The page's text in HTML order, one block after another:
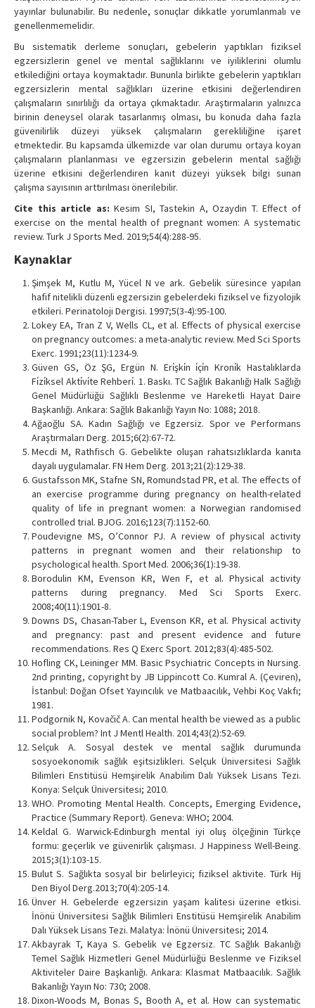
yayınlar bulunabilir. Bu nedenle, sonuçlar dikkatle yorumlanmalı ve
genellenmemelidir.
Bu sistematik derleme sonuçları, gebelerin yaptıkları fiziksel
egzersizlerin genel ve mental sağlıklarını ve iyiliklerini olumlu
etkilediğini ortaya koymaktadır. Bununla birlikte gebelerin yaptıkları
egzersizlerin mental sağlıkları üzerine etkisini değerlendiren
çalışmaların sınırlılığı da ortaya çıkmaktadır. Araştırmaların yalnızca
birinin deneysel olarak tasarlanmış olması, bu konuda daha fazla
güvenilirlik düzeyi yüksek çalışmaların gerekliliğine işaret
etmektedir. Bu kapsamda ülkemizde var olan durumu ortaya koyan
çalışmaların planlanması ve egzersizin gebelerin mental sağlığı
üzerine etkisini değerlendiren kanıt düzeyi yüksek bilgi sunan
çalışma sayısının arttırılması önerilebilir.
Cite this article as: Kesim SI, Tastekin A, Ozaydin T. Effect of
exercise on the mental health of pregnant women: A systematic
review. Turk J Sports Med. 2019;54(4):288-95.
Kaynaklar
Şimşek M, Kutlu M, Yücel N ve ark. Gebelik süresince yapılan
hafif nitelikli düzenli egzersizin gebelerdeki fiziksel ve fizyolojik
etkileri. Perinatoloji Dergisi. 1997;5(3-4):95-100.
Lokey EA, Tran Z V, Wells CL, et al. Effects of physical exercise
on pregnancy outcomes: a meta-analytic review. Med Sci Sports
Exerc. 1991;23(11):1234-9.
Güven GS, Öz ŞG, Ergün N. Eri̇şki̇n i̇çi̇n Kroni̇k Hastalıklarda
Fi̇zi̇ksel Akti̇vi̇te Rehberi̇. 1. Baskı. TC Sağlık Bakanlığı Halk Sağlığı
Genel Müdürlüğü Sağlıklı Beslenme ve Hareketli Hayat Daire
Başkanlığı. Ankara: Sağlık Bakanlığı Yayın No: 1088; 2018.
Ağaoğlu SA. Kadın Sağlığı ve Egzersiz. Spor ve Performans
Araştırmaları Derg. 2015;6(2):67-72.
Mecdi M, Rathfisch G. Gebelikte oluşan rahatsızlıklarda kanıta
dayalı uygulamalar. FN Hem Derg. 2013;21(2):129-38.
Gustafsson MK, Stafne SN, Romundstad PR, et al. The effects of
an exercise programme during pregnancy on health-related
quality of life in pregnant women: a Norwegian randomised
controlled trial. BJOG. 2016;123(7):1152-60.
Poudevigne MS, O’Connor PJ. A review of physical activity
patterns in pregnant women and their relationship to
psychological health. Sport Med. 2006;36(1):19-38.
Borodulin KM, Evenson KR, Wen F, et al. Physical activity
patterns during pregnancy. Med Sci Sports Exerc.
2008;40(11):1901-8.
Downs DS, Chasan-Taber L, Evenson KR, et al. Physical activity
and pregnancy: past and present evidence and future
recommendations. Res Q Exerc Sport. 2012;83(4):485-502.
Hofling CK, Leininger MM. Basic Psychiatric Concepts in Nursing.
2nd printing, copyright by JB Lippincott Co. Kumral A. (Çeviren),
İstanbul: Doğan Ofset Yayıncılık ve Matbaacılık, Vehbi Koç Vakfı;
1981.
Podgornik N, Kovačič A. Can mental health be viewed as a public
social problem? Int J Mentl Health. 2014;43(2):52-69.
Selçuk A. Sosyal destek ve mental sağlık durumunda
sosyoekonomik sağlık eşitsizlikleri. Selçuk Üniversitesi Sağlık
Bilimleri Enstitüsü Hemşirelik Anabilim Dalı Yüksek Lisans Tezi.
Konya: Selçuk Üniversitesi; 2010.
WHO. Promoting Mental Health. Concepts, Emerging Evidence,
Practice (Summary Report). Geneva: WHO; 2004.
Keldal G. Warwick-Edinburgh mental iyi oluş ölçeğinin Türkçe
formu: geçerlik ve güvenirlik çalışması. J Happiness Well-Being.
2015;3(1):103-15.
Bulut S. Sağlıkta sosyal bir belirleyici; fiziksel aktivite. Türk Hij
Den Biyol Derg.2013;70(4):205-14.
Ünver H. Gebelerde egzersizin yaşam kalitesi üzerine etkisi.
İnönü Üniversitesi Sağlık Bilimleri Enstitüsü Hemşirelik Anabilim
Dalı Yüksek Lisans Tezi. Malatya: İnönü Üniversitesi; 2014.
Akbayrak T, Kaya S. Gebelik ve Egzersiz. TC Sağlık Bakanlığı
Temel Sağlık Hizmetleri Genel Müdürlüğü Beslenme ve Fiziksel
Aktiviteler Daire Başkanlığı. Ankara: Klasmat Matbaacılık. Sağlık
Bakanlığı Yayın No: 730; 2008.
Dixon-Woods M, Bonas S, Booth A, et al. How can systematic